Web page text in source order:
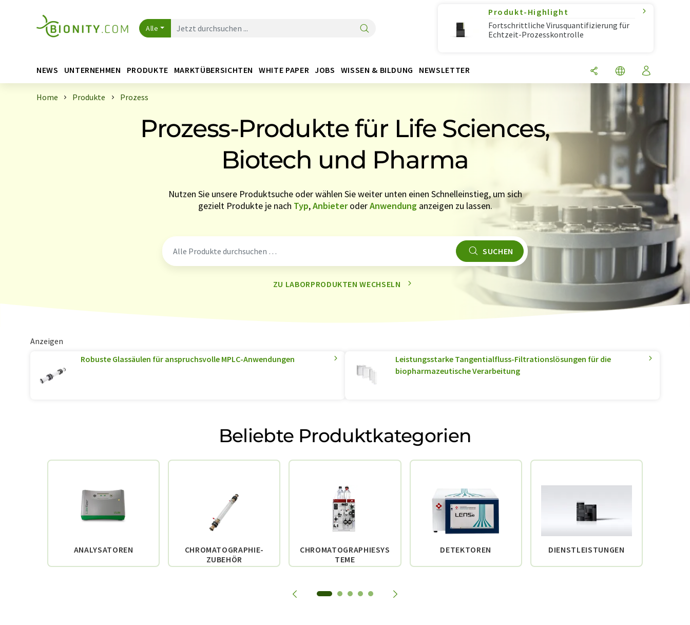
Alle
Produkt-Highlight
Fortschrittliche Virusquantifizierung für
Echtzeit-Prozesskontrolle
NEWS UNTERNEHMEN PRODUKTE MARKTÜBERSICHTEN WHITE PAPER JOBS WISSEN & BILDUNG NEWSLETTER
Home Produkte Prozess
Prozess-Produkte für Life Sciences,
Biotech und Pharma
Nutzen Sie unsere Produktsuche oder wählen Sie weiter unten einen Schnelleinstieg, um sich
gezielt Produkte je nach Typ,AnbieteroderAnwendunganzeigen zu lassen.
SUCHEN
ZU LABORPRODUKTEN WECHSELN
Anzeigen
Robuste Glassäulen für anspruchsvolle MPLC-Anwendungen
Leistungsstarke Tangentialfluss-Filtrationslösungen für die
biopharmazeutische Verarbeitung
Beliebte Produktkategorien
ANALYSATOREN
CHROMATOGRAPHIE-
ZUBEHÖR
CHROMATOGRAPHIESYS
TEME
DETEKTOREN DIENSTLEISTUNGEN